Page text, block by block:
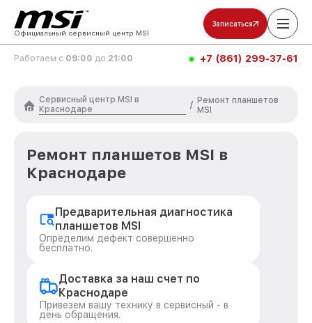
Официальный сервисный центр MSI
Записаться
Работаем с 09:00 до 21:00 +7 (861) 299-37-61
Сервисный центр MSI в
Краснодаре
/ Ремонт планшетов
MSI
Ремонт планшетов MSI в
Краснодаре
Предварительная диагностика
планшетов MSI
Определим дефект совершенно
бесплатно.
Доставка за наш счет по
Краснодаре
Привезем вашу технику в сервисный - в
день обращения.